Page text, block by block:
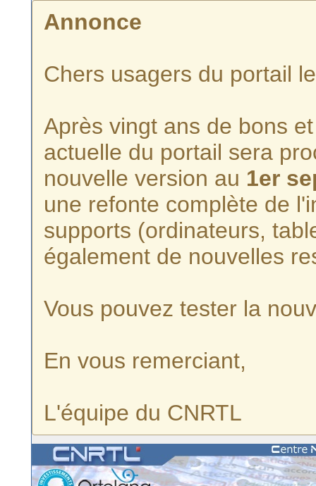
Annonce
Chers usagers du portail
Après vingt ans de bons
actuelle du portail sera
nouvelle version au 1er
une refonte complète de
supports (ordinateurs,
également de nouvelles
Vous pouvez tester la
En vous remerciant,
L'équipe du CNRTL